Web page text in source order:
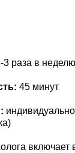
3 раза в неделю
45 минут
включает